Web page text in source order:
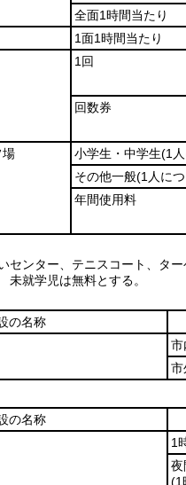
全面1時間当たり
1面1時間当たり
1回
回数券
場
小学生・中学生(1
その他一般(1人に
年間使用料
ンター、テニスコート、ター
就学児は無料とする。
の名称
市
市
の名称
1
夜
(1